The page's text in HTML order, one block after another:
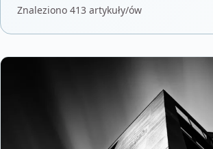
Znaleziono 413 artykuły/ów